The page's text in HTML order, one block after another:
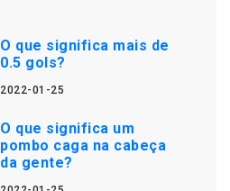
O que significa mais de
0.5 gols?
2022-01-25
O que significa um
pombo caga na cabeça
da gente?